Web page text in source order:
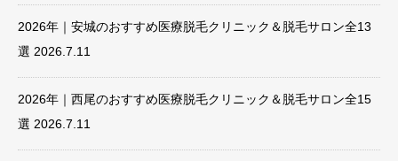
2026年｜安城のおすすめ医療脱毛クリニック＆脱毛サロン全13
選 2026.7.11
2026年｜西尾のおすすめ医療脱毛クリニック＆脱毛サロン全15
選 2026.7.11